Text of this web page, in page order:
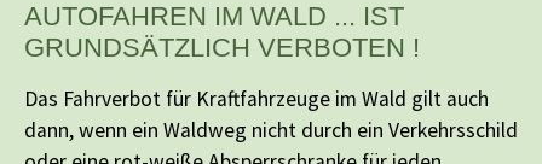
AUTOFAHREN IM WALD ... IST
GRUNDSÄTZLICH VERBOTEN !
Das Fahrverbot für Kraftfahrzeuge im Wald gilt auch
dann, wenn ein Waldweg nicht durch ein Verkehrsschild